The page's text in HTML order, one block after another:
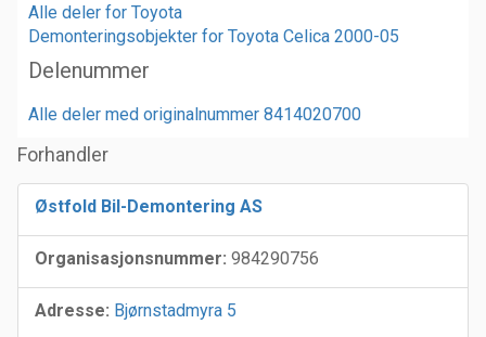
Alle deler for Toyota
Demonteringsobjekter for Toyota Celica 2000-05
Delenummer
Alle deler med originalnummer 8414020700
Forhandler
Østfold Bil-Demontering AS
Organisasjonsnummer: 984290756
Adresse: Bjørnstadmyra 5